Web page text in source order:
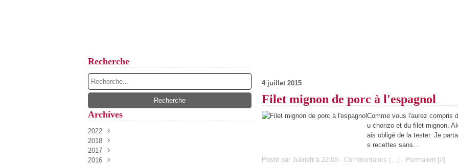
Recherche
Archives
2022
Novembre
2018
Février
2017
Mars
2016
4 juillet 2015
Filet mignon de porc à l'espagnol
Comme vous l'aurez compris
u chorizo et du filet mignon.
ais obligé de la tester. Je
s recettes sans...
Posté par Julinefr à 22:08 - Commentaires [ …] - Permalien [#]